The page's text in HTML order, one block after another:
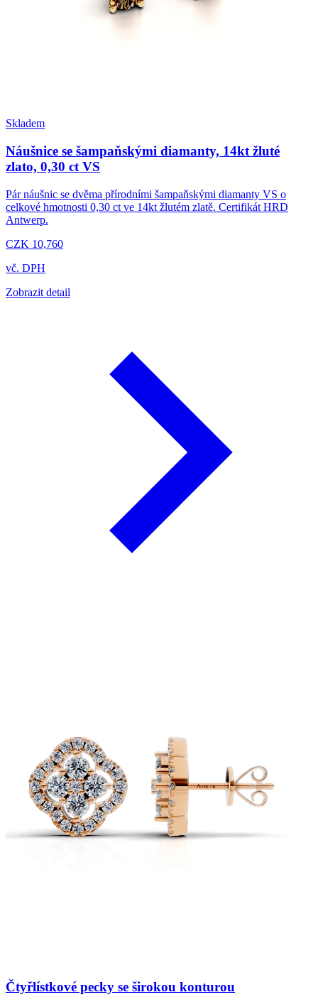
Skladem
Náušnice se šampaňskými diamanty, 14kt žluté
zlato, 0,30 ct VS
Pár náušnic se dvěma přírodními šampaňskými diamanty VS o
celkové hmotnosti 0,30 ct ve 14kt žlutém zlatě. Certifikát HRD
Antwerp.
CZK 10,760
vč. DPH
Zobrazit detail
Čtyřlístkové pecky se širokou konturou